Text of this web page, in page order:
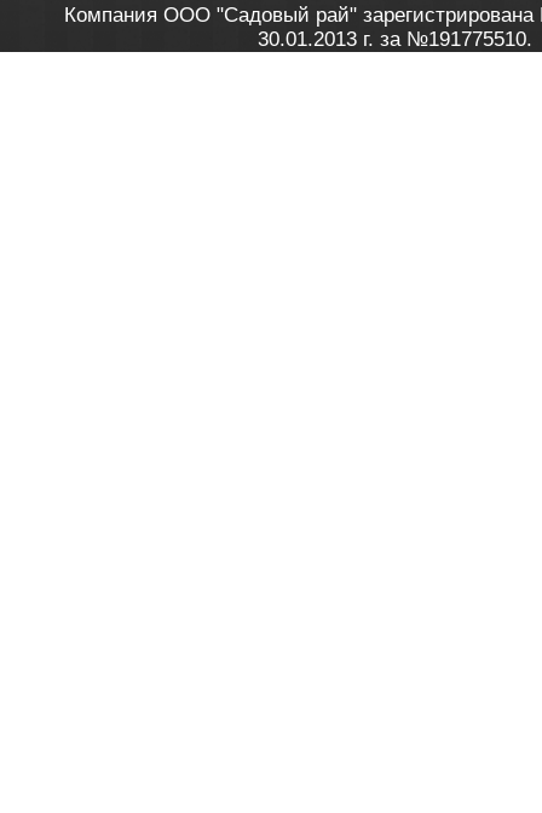
Компания ООО "Садовый рай" зарегистрирована
30.01.2013 г. за №191775510.